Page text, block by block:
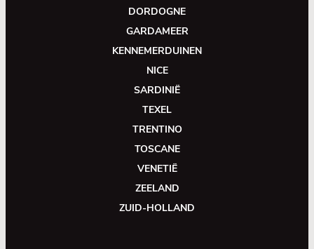
DORDOGNE
GARDAMEER
KENNEMERDUINEN
NICE
SARDINIË
TEXEL
TRENTINO
TOSCANE
VENETIË
ZEELAND
ZUID-HOLLAND